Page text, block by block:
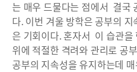
는 매우 드물다는 점에서 결국
다. 이번 겨울 방학은 공부의
은 기회이다. 혼자서 이 습관을
위에 적절한 격려와 관리로 공
공부의 지속성을 유지하는데